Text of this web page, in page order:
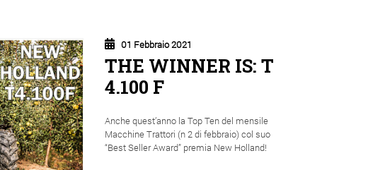
01 Febbraio 2021
THE WINNER IS: T
4.100 F
Anche quest’anno la Top Ten del mensile
Macchine Trattori (n 2 di febbraio) col suo
“Best Seller Award” premia New Holland!